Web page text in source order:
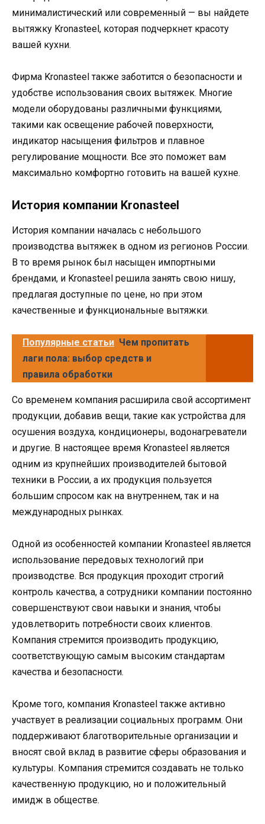
минималистический или современный — вы найдете
вытяжку Kronasteel, которая подчеркнет красоту
вашей кухни.
Фирма Kronasteel также заботится о безопасности и
удобстве использования своих вытяжек. Многие
модели оборудованы различными функциями,
такими как освещение рабочей поверхности,
индикатор насыщения фильтров и плавное
регулирование мощности. Все это поможет вам
максимально комфортно готовить на вашей кухне.
История компании Kronasteel
История компании началась с небольшого
производства вытяжек в одном из регионов России.
В то время рынок был насыщен импортными
брендами, и Kronasteel решила занять свою нишу,
предлагая доступные по цене, но при этом
качественные и функциональные вытяжки.
Популярные статьи Чем пропитать
лаги пола: выбор средств и
правила обработки
Со временем компания расширила свой ассортимент
продукции, добавив вещи, такие как устройства для
осушения воздуха, кондиционеры, водонагреватели
и другие. В настоящее время Kronasteel является
одним из крупнейших производителей бытовой
техники в России, а их продукция пользуется
большим спросом как на внутреннем, так и на
международных рынках.
Одной из особенностей компании Kronasteel является
использование передовых технологий при
производстве. Вся продукция проходит строгий
контроль качества, а сотрудники компании постоянно
совершенствуют свои навыки и знания, чтобы
удовлетворить потребности своих клиентов.
Компания стремится производить продукцию,
соответствующую самым высоким стандартам
качества и безопасности.
Кроме того, компания Kronasteel также активно
участвует в реализации социальных программ. Они
поддерживают благотворительные организации и
вносят свой вклад в развитие сферы образования и
культуры. Компания стремится создавать не только
качественную продукцию, но и положительный
имидж в обществе.